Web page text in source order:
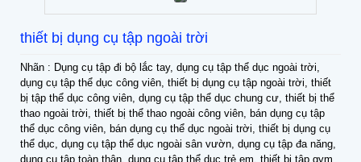
thiết bị dụng cụ tập ngoài trời
Nhãn : Dụng cụ tập đi bộ lắc tay, dụng cụ tập thể dục ngoài trời,
dụng cụ tập thể dục công viên, thiết bị dụng cụ tập ngoài trời, thiết
bị tập thể dục công viên, dụng cụ tập thể dục chung cư, thiết bị thể
thao ngoài trời, thiết bị thể thao ngoài công viên, bán dụng cụ tập
thể dục công viên, bán dụng cụ thể dục ngoài trời, thiết bị dụng cụ
thể dục, dụng cụ tập thể dục ngoài sân vườn, dụng cụ tập đa năng,
dụng cụ tập toàn thân, dụng cụ tập thể dục trẻ em, thiết bị tập gym